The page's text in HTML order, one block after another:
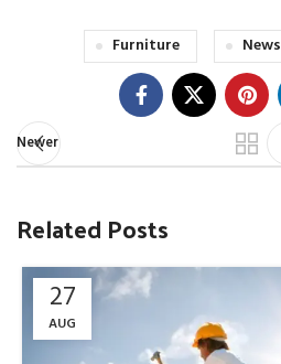
Furniture News
Newer
Related Posts
27
AUG